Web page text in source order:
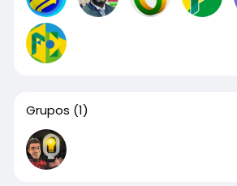
Grupos (1)